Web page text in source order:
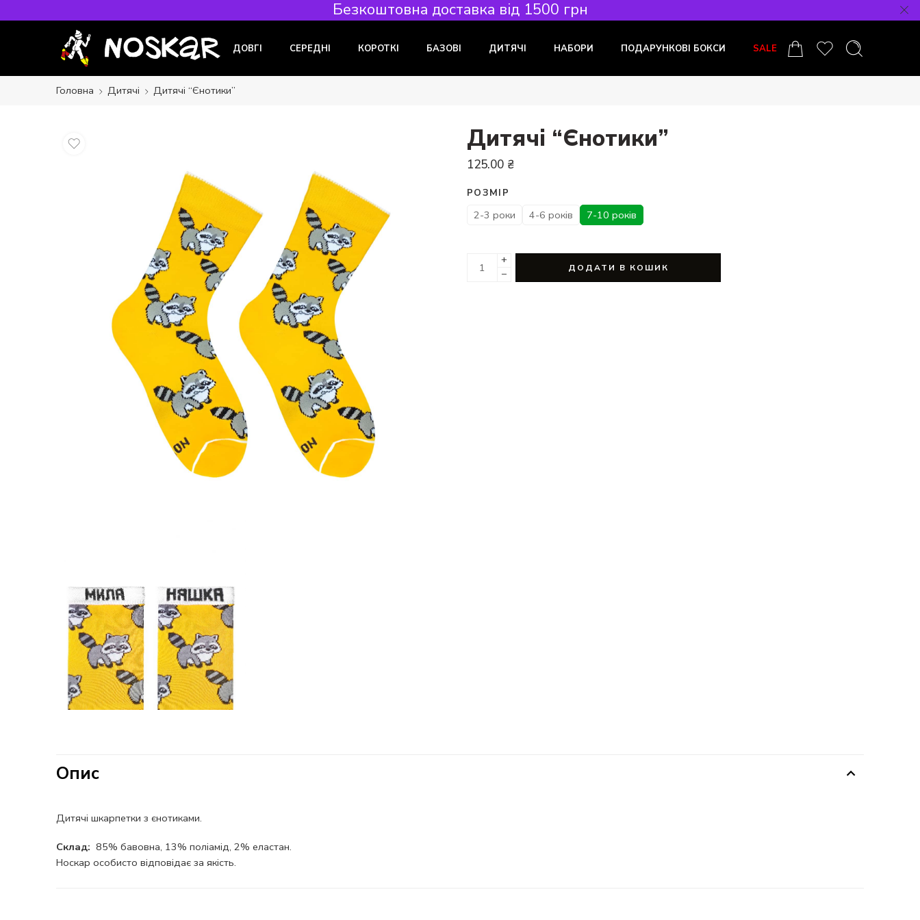
Безкоштовна доставка від 1500 грн
ДОВГІ СЕРЕДНІ КОРОТКІ БАЗОВІ ДИТЯЧІ НАБОРИ ПОДАРУНКОВІ БОКСИ SALE
Головна Дитячі Дитячі “Єнотики”
Дитячі “Єнотики”
125.00 ₴
РОЗМІР
2-3 роки 4-6 років 7-10 років
+
−
ДОДАТИ В КОШИК
Опис
Дитячі шкарпетки з єнотиками.
Склад: 85% бавовна, 13% поліамід, 2% еластан.
Носкар особисто відповідає за якість.